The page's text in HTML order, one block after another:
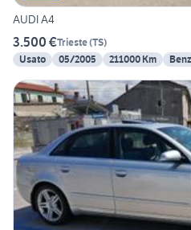
AUDI A4
3.500 €Trieste(TS)
Usato
05/2005 211000 Km